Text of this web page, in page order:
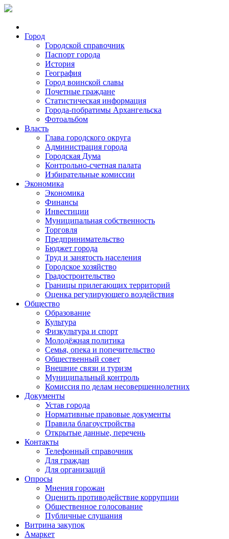
Город
Городской справочник
Паспорт города
История
География
Город воинской славы
Почетные граждане
Статистическая информация
Города-побратимы Архангельска
Фотоальбом
Власть
Глава городского округа
Администрация города
Городская Дума
Контрольно-счетная палата
Избирательные комиссии
Экономика
Экономика
Финансы
Инвестиции
Муниципальная собственность
Торговля
Предпринимательство
Бюджет города
Труд и занятость населения
Городское хозяйство
Градостроительство
Границы прилегающих территорий
Оценка регулирующего воздействия
Общество
Образование
Культура
Физкультура и спорт
Молодёжная политика
Семья, опека и попечительство
Общественный совет
Внешние связи и туризм
Муниципальный контроль
Комиссия по делам несовершеннолетних
Документы
Устав города
Нормативные правовые документы
Правила благоустройства
Открытые данные, перечень
Контакты
Телефонный справочник
Для граждан
Для организаций
Опросы
Мнения горожан
Оценить противодействие коррупции
Общественное голосование
Публичные слушания
Витрина закупок
Амаркет